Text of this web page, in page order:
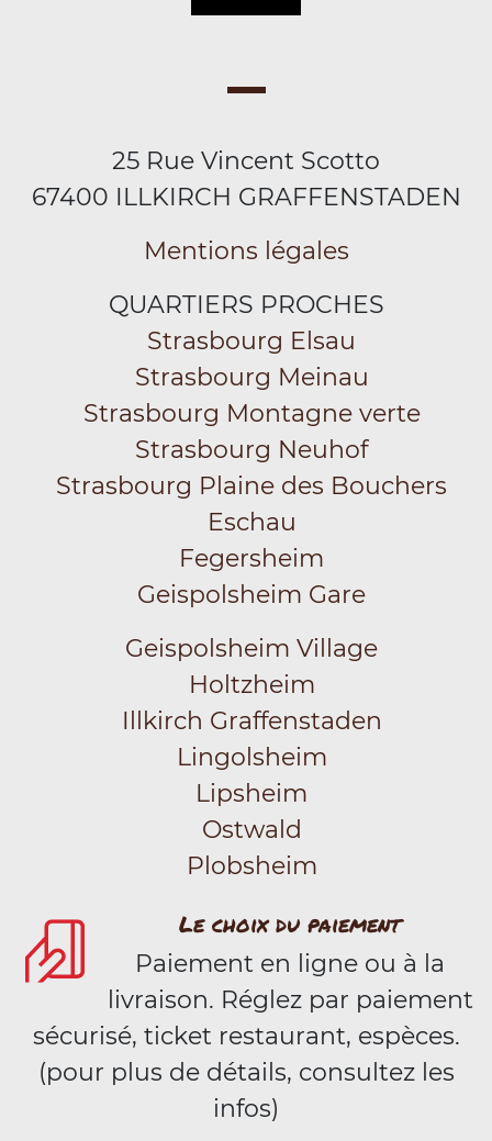
25 Rue Vincent Scotto
67400 ILLKIRCH GRAFFENSTADEN
Mentions légales
QUARTIERS PROCHES
Strasbourg Elsau
Strasbourg Meinau
Strasbourg Montagne verte
Strasbourg Neuhof
Strasbourg Plaine des Bouchers
Eschau
Fegersheim
Geispolsheim Gare
Geispolsheim Village
Holtzheim
Illkirch Graffenstaden
Lingolsheim
Lipsheim
Ostwald
Plobsheim
Le choix du paiement
Paiement en ligne ou à la
livraison. Réglez par paiement
sécurisé, ticket restaurant, espèces.
(pour plus de détails, consultez les
infos)